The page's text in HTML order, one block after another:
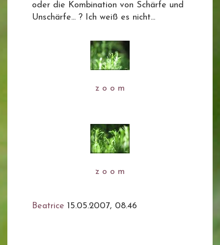
oder die Kombination von Schärfe und
Unschärfe... ? Ich weiß es nicht...
z o o m
z o o m
Beatrice 15.05.2007, 08.46